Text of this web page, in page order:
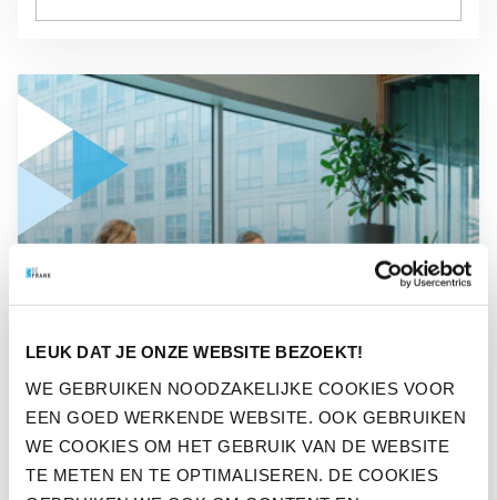
LEUK DAT JE ONZE WEBSITE BEZOEKT!
WE GEBRUIKEN NOODZAKELIJKE COOKIES VOOR
EEN GOED WERKENDE WEBSITE. OOK GEBRUIKEN
WE COOKIES OM HET GEBRUIK VAN DE WEBSITE
TE METEN EN TE OPTIMALISEREN. DE COOKIES
GA NAAR “WAAROM PENSIOEN EEN FINANCIËLE
WAAROM PENSIOEN EEN
FINANCIËLE STRATEGISCHE
FACTOR KAN ZIJN IN JE
BEDRIJF